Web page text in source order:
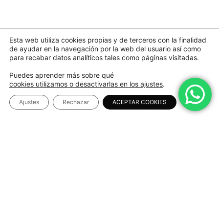
Esta web utiliza cookies propias y de terceros con la finalidad
de ayudar en la navegación por la web del usuario así como
para recabar datos analíticos tales como páginas visitadas.
Puedes aprender más sobre qué
cookies utilizamos o desactivarlas en los ajustes.
ACEPTAR COOKIES
Rechazar
Ajustes